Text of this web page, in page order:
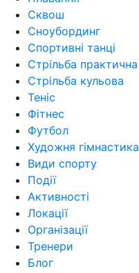
Сквош
Сноубординг
Спортивні танці
Стрільба практична
Стрільба кульова
Теніс
Фітнес
Футбол
Художня гімнастика
Види спорту
Події
Активності
Локації
Організації
Тренери
Блог